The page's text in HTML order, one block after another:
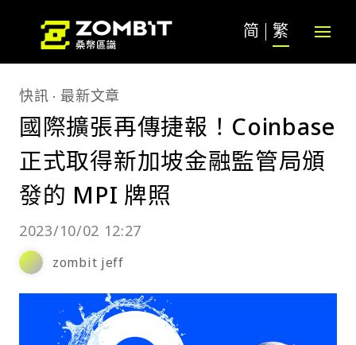
简 繁
快訊 最新文章
國際擴張再傳捷報！Coinbase
正式取得新加坡金融監管局頒
發的 MPI 牌照
2023/10/02 12:27
zombit jeff